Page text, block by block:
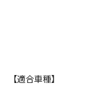
【適合車種】